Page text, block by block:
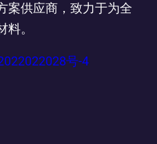
案供应商，致力于为全
。
号-4